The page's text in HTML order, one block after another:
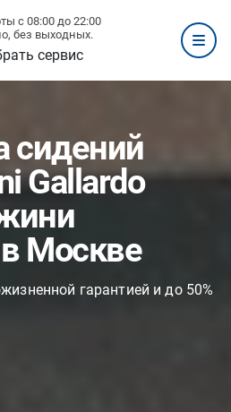
с 08:00 до 22:00
без выходных.
сервис
сидений
Gallardo
Москве
гарантией и до 50%